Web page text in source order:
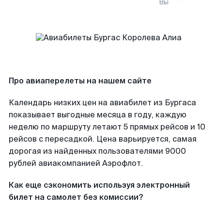
Вы
Про авиаперелеты на нашем сайте
Календарь низких цен на авиабилет из Бургаса
показывает выгодные месяца в году, каждую
неделю по маршруту летают 5 прямых рейсов и 10
рейсов с пересадкой. Цена варьируется, самая
дорогая из найденных пользователями 9000
рублей авиакомпанией Аэрофлот.
Как еще сэкономить используя электронный
билет на самолет без комиссии?